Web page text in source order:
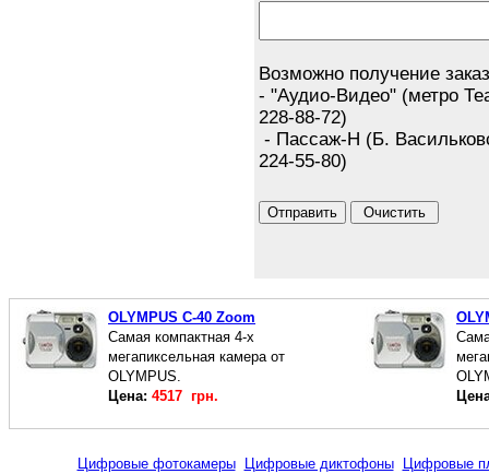
Возможно получение
- "Аудио-Видео" (метро
228-88-72)
- Пассаж-Н (Б.
224-55-80)
OLYMPUS C-40 Zoom
Самая компактная 4-х
мегапиксельная камера от
OLYMPUS.
Цена: 4517 грн.
Цифровые фотокамеры Цифровые диктофоны
Цифровые